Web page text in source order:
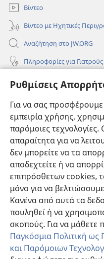
Ρυθμίσεις
Για να σας
εμπειρία χρήσης,
παρόμοιες τεχνολογίες.
απαραίτητα για να
δεν μπορείτε να τα
αποδεχτείτε ή να
επιπρόσθετων cookies,
μόνο για να
Κανένα από αυτά τα
πουληθεί ή να
σκοπούς. Για να μάθετε
Παγκόσμια Πολιτική
και Παρόμοιων
Βίντεο
Βίντεο με Ηχητικές
Αναζήτηση στο JW.ORG
Πληροφορίες για Γιατρούς
Πληροφορίες για
Συνεισφορές
(ανοίγει
παράθυρο)ΔΙΑΔΙΚΤΥΑΚΗ
(ανοίγει
νέο
παράθυρο)
JW Hub ®
(ανοίγει
νέο
παράθυρο)JW Library®
Βιβλιοθήκη της Σκοπιάς